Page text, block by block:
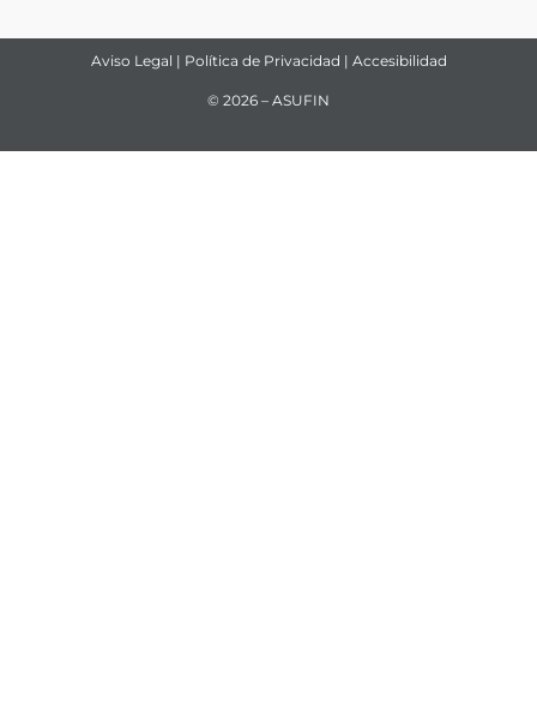
Aviso Legal | Política de Privacidad | Accesibilidad
© 2026 – ASUFIN